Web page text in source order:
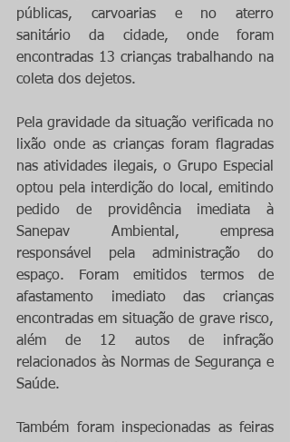
públicas, carvoarias e no aterro
sanitário da cidade, onde foram
encontradas 13 crianças trabalhando na
coleta dos dejetos.
Pela gravidade da situação verificada no
lixão onde as crianças foram flagradas
nas atividades ilegais, o Grupo Especial
optou pela interdição do local, emitindo
pedido de providência imediata à
Sanepav Ambiental, empresa
responsável pela administração do
espaço. Foram emitidos termos de
afastamento imediato das crianças
encontradas em situação de grave risco,
além de 12 autos de infração
relacionados às Normas de Segurança e
Saúde.
Também foram inspecionadas as feiras